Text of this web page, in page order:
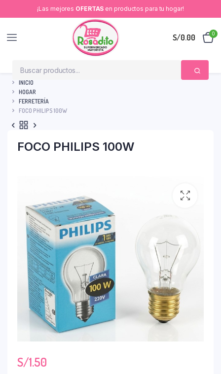
¡Las mejores OFERTAS en productos para tu hogar!
S/0.00 0
INICIO
HOGAR
FERRETERÍA
FOCO PHILIPS 100W
FOCO PHILIPS 100W
S/1.50